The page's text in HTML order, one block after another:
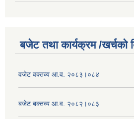
बजेट तथा कार्यक्रम /खर्चको
वजेट वक्तव्य आ.व. २०८३।०८४
बजेट बक्तव्य आ.व. २०८२।०८३